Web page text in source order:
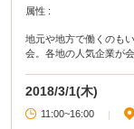
属性 :
地元や地方で働くのも
会。各地の人気企業が
2018/3/1(木)
11:00~16:00 |